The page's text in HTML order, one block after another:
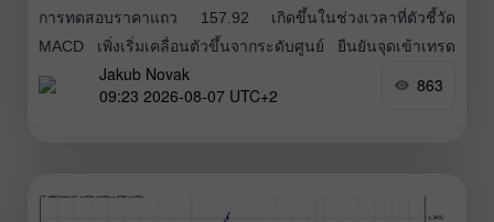
การทดสอบราคาแถว 157.92 เกิดขึ้นในช่วงเวลาที่ตัวชี้วัด
MACD เพิ่งเริ่มเคลื่อนตัวขึ้นจากระดับศูนย์ ยืนยันจุดเข้าเทรด
ซื้อดอลลาร์ที่ถูกต้อง ส่งผลให้คู่เงินดีดตัวขึ้นไปยังระดับเป้าหมาย
ที่ 158.22 รายงานตัวเลขผู้ขอรับสวัสดิการว่างงานที่ออกมา
Jakub Novak
09:23 2026-08-07 UTC+2
863